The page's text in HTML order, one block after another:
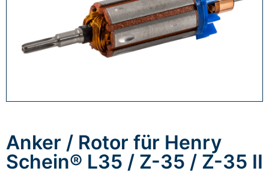
Anker / Rotor für Henry
Schein® L35 / Z-35 / Z-35 II